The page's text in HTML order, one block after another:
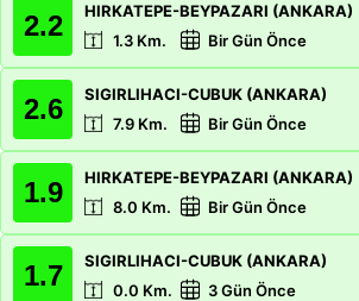
2.2
HIRKATEPE-BEYPAZARI (ANKARA)
1.3 Km. Bir Gün Önce
2.6
SIGIRLIHACI-CUBUK (ANKARA)
7.9 Km. Bir Gün Önce
1.9
HIRKATEPE-BEYPAZARI (ANKARA)
8.0 Km. Bir Gün Önce
1.7
SIGIRLIHACI-CUBUK (ANKARA)
0.0 Km. 3 Gün Önce